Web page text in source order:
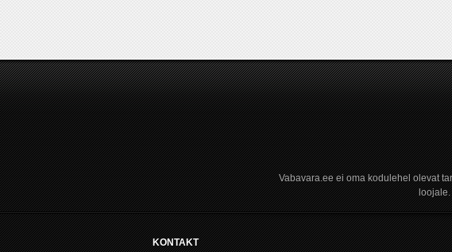
Vabavara.ee ei oma kodulehel olevat
KONTAKT